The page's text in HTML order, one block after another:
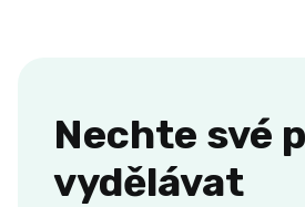
Nechte své
vydělávat